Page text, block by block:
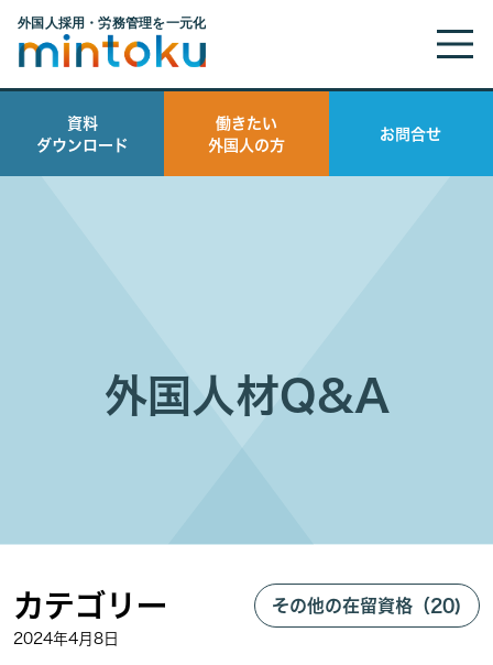
資料
ダウンロード
働きたい
外国人の方
お問合せ
外国人材Q&A
カテゴリー その他の在留資格（20)
2024年4月8日